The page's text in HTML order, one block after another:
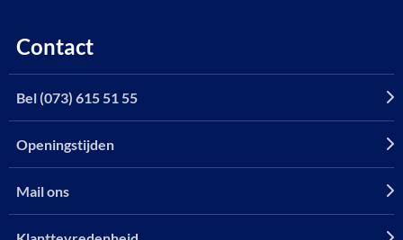
Contact
Bel (073) 615 51 55
Openingstijden
Mail ons